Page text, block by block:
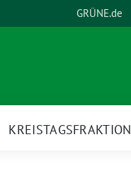
GRÜNE.de
KREISTAGSFRAKTION